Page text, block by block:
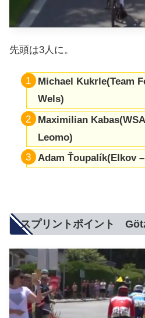
先頭は3人に。
Michael Kukrle(Team
Wels)
Maximilian
Leomo)
Adam Ťoupalík(Elkov
スプリントポイント